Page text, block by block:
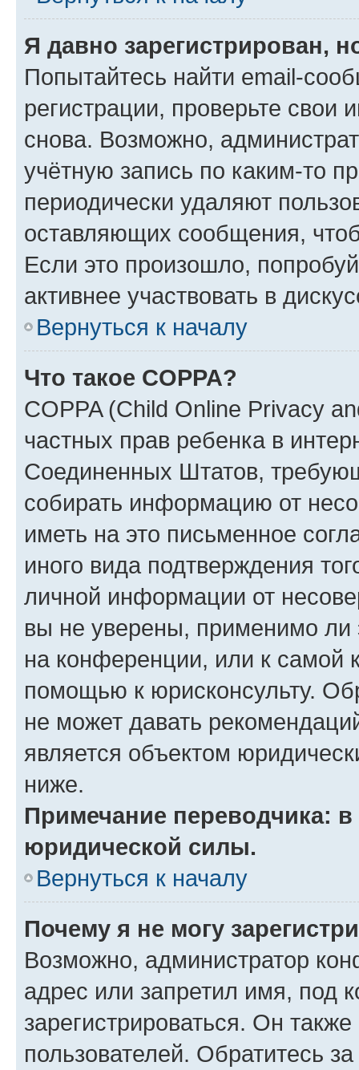
Я давно зарегистрирован,
Попытайтесь найти email-
регистрации, проверьте свои
снова. Возможно,
учётную запись по каким-то
периодически удаляют
оставляющих сообщения,
Если это произошло,
активнее участвовать в
Вернуться к началу
Что такое COPPA?
COPPA (Child Online Privacy
частных прав ребенка в
Соединенных Штатов,
собирать информацию от
иметь на это письменное
иного вида подтверждения
личной информации от
вы не уверены, применимо ли
на конференции, или к самой
помощью к юрисконсульту.
не может давать
является объектом
ниже.
Примечание переводчика:
юридической силы.
Вернуться к началу
Почему я не могу
Возможно, администратор
адрес или запретил имя, под
зарегистрироваться. Он
пользователей. Обратитесь